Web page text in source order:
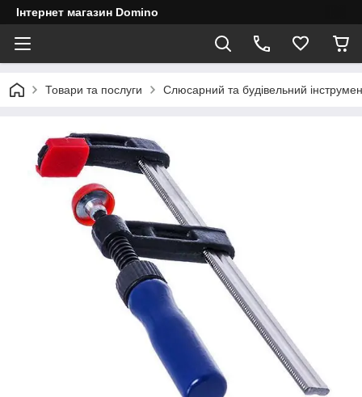
Інтернет магазин Domino
Товари та послуги Слюсарний та будівельний